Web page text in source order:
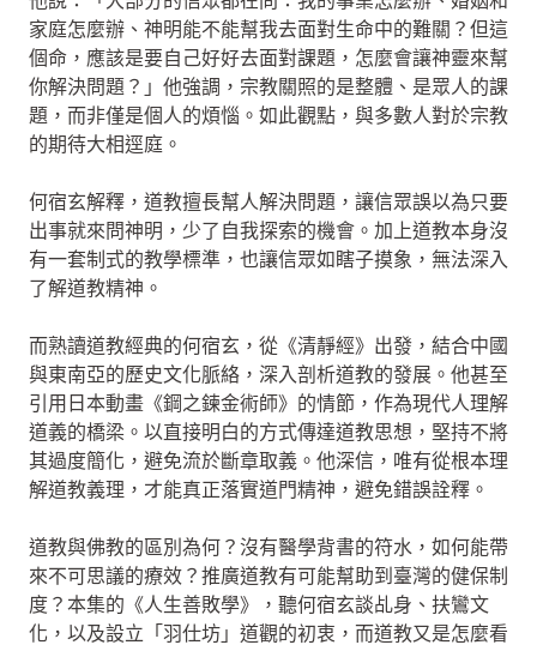
家庭怎麼辦、神明能不能幫我去面對生命中的難關？但這
個命，應該是要自己好好去面對課題，怎麼會讓神靈來幫
你解決問題？」他強調，宗教關照的是整體、是眾人的課
題，而非僅是個人的煩惱。如此觀點，與多數人對於宗教
的期待大相逕庭。
何宿玄解釋，道教擅長幫人解決問題，讓信眾誤以為只要
出事就來問神明，少了自我探索的機會。加上道教本身沒
有一套制式的教學標準，也讓信眾如瞎子摸象，無法深入
了解道教精神。
而熟讀道教經典的何宿玄，從《清靜經》出發，結合中國
與東南亞的歷史文化脈絡，深入剖析道教的發展。他甚至
引用日本動畫《鋼之鍊金術師》的情節，作為現代人理解
道義的橋梁。以直接明白的方式傳達道教思想，堅持不將
其過度簡化，避免流於斷章取義。他深信，唯有從根本理
解道教義理，才能真正落實道門精神，避免錯誤詮釋。
道教與佛教的區別為何？沒有醫學背書的符水，如何能帶
來不可思議的療效？推廣道教有可能幫助到臺灣的健保制
度？本集的《人生善敗學》，聽何宿玄談乩身、扶鸞文
化，以及設立「羽仕坊」道觀的初衷，而道教又是怎麼看